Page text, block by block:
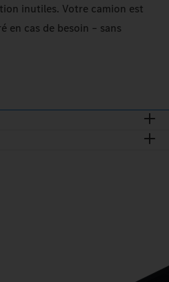
inutiles. Votre camion est
en cas de besoin – sans